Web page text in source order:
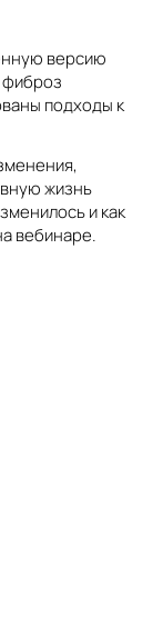
версию
фиброз
подходы к
жизнь
и как
вебинаре.